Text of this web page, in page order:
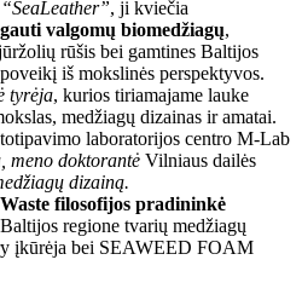
, ji kviečia
valgomų biomedžiagų,
rūšis bei gamtines Baltijos
iš mokslinės perspektyvos.
tyrėja, kurios tiriamajame lauke
medžiagų dizainas ir amatai.
laboratorijos centro M-Lab
meno doktorantė Vilniaus dailės
dizainą.
filosofijos pradininkė
regione tvarių medžiagų
įkūrėja bei SEAWEED FOAM